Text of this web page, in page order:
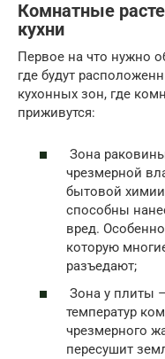
Комнатные
кухни
Первое на что нужно
где будут
кухонных зон, где
приживутся:
Зона
чрезмерной
бытовой
способны
вред.
которую
разъедают;
Зона у плиты
температур
чрезмерного
пересушит